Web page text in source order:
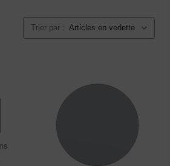
Trier par :